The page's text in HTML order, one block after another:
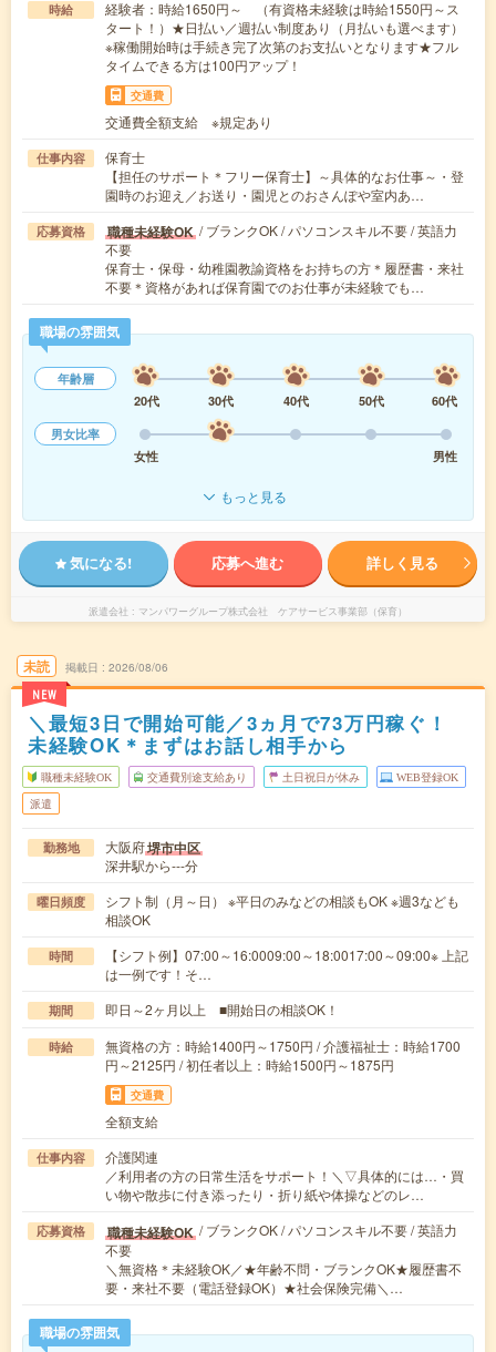
時給
経験者：時給1650円～ （有資格未経験は時給1550円～ス
タート！）★日払い／週払い制度あり（月払いも選べます）
※稼働開始時は手続き完了次第のお支払いとなります★フル
タイムできる方は100円アップ！
交通費
交通費全額支給 ※規定あり
仕事内容
保育士
【担任のサポート＊フリー保育士】～具体的なお仕事～・登
園時のお迎え／お送り・園児とのおさんぽや室内あ…
応募資格 職種未経験OK / ブランクOK / パソコンスキル不要 / 英語力
不要
保育士・保母・幼稚園教諭資格をお持ちの方＊履歴書・来社
不要＊資格があれば保育園でのお仕事が未経験でも…
職場の雰囲気
年齢層
20代
30代 40代 50代
60代
男女比率
女性
男性
もっと見る
気になる! 応募へ進む 詳しく見る
派遣会社 マンパワーグループ株式会社 ケアサービス事業部（保育）
未読
NEW
掲載日 2026/08/06
＼最短3日で開始可能／3ヵ月で73万円稼ぐ！
未経験OK＊まずはお話し相手から
職種未経験OK 交通費別途支給あり 土日祝日が休み WEB登録OK
派遣
勤務地 大阪府堺市中区
深井駅から---分
曜日頻度
シフト制（月～日） ※平日のみなどの相談もOK ※週3なども
相談OK
時間
【シフト例】07:00～16:0009:00～18:0017:00～09:00※ 上記
は一例です！そ…
期間 即日～2ヶ月以上 ■開始日の相談OK！
時給
無資格の方：時給1400円～1750円 / 介護福祉士：時給1700
円～2125円 / 初任者以上：時給1500円～1875円
交通費
全額支給
仕事内容
介護関連
／利用者の方の日常生活をサポート！＼▽具体的には…・買
い物や散歩に付き添ったり・折り紙や体操などのレ…
応募資格 職種未経験OK / ブランクOK / パソコンスキル不要 / 英語力
不要
＼無資格＊未経験OK／★年齢不問・ブランクOK★履歴書不
要・来社不要（電話登録OK）★社会保険完備＼…
職場の雰囲気